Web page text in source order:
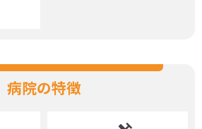
病院の特徴